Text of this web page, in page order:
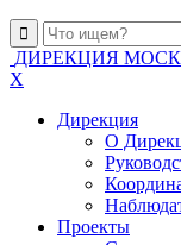
ДИРЕКЦИЯ
X
Дирекция
О
Проекты